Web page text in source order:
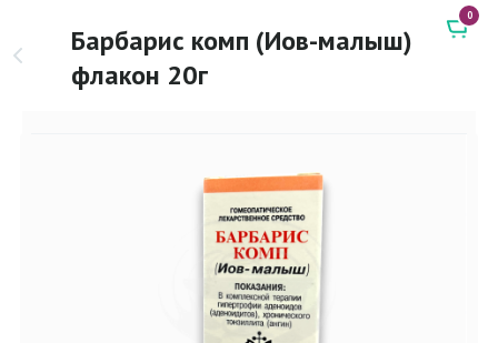
Барбарис комп (Иов-малыш)
флакон 20г
0